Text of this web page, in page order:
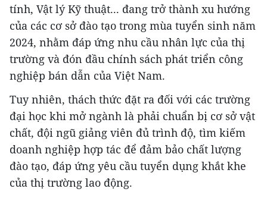
tính, Vật lý Kỹ thuật... đang trở thành xu hướng
của các cơ sở đào tạo trong mùa tuyển sinh năm
2024, nhằm đáp ứng nhu cầu nhân lực của thị
trường và đón đầu chính sách phát triển công
nghiệp bán dẫn của Việt Nam.
Tuy nhiên, thách thức đặt ra đối với các trường
đại học khi mở ngành là phải chuẩn bị cơ sở vật
chất, đội ngũ giảng viên đủ trình độ, tìm kiếm
doanh nghiệp hợp tác để đảm bảo chất lượng
đào tạo, đáp ứng yêu cầu tuyển dụng khắt khe
của thị trường lao động.